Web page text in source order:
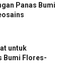
Panas Bumi
untuk
Bumi Flores-